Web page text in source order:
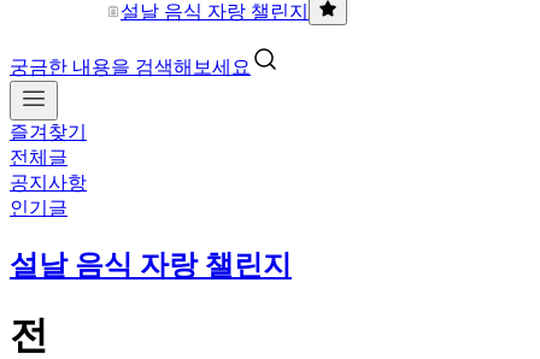
설날 음식 자랑 챌린지
궁금한 내용을 검색해보세요
즐겨찾기
전체글
공지사항
인기글
설날 음식 자랑 챌린지
전